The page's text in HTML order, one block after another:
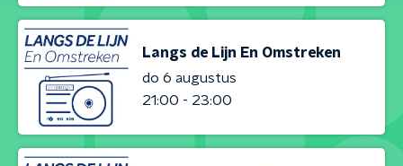
Langs de Lijn En Omstreken
do 6 augustus
21:00 - 23:00